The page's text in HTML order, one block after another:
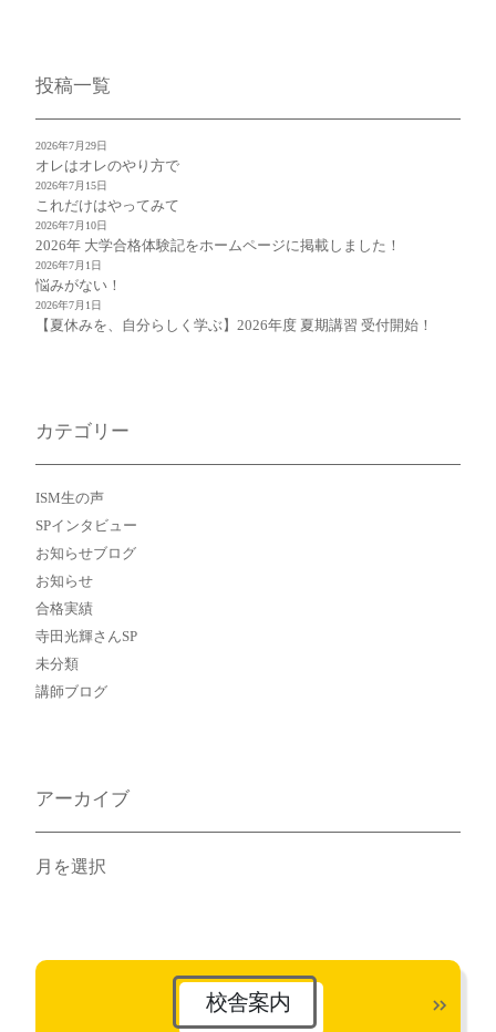
投稿一覧
オレはオレのやり方で
2026年7月29日
これだけはやってみて
2026年7月15日
2026年 大学合格体験記をホームページに掲載しました！
2026年7月10日
悩みがない！
2026年7月1日
【夏休みを、自分らしく学ぶ】2026年度 夏期講習 受付開始！
2026年7月1日
カテゴリー
ISM生の声
SPインタビュー
お知らせブログ
お知らせ
合格実績
寺田光輝さんSP
未分類
講師ブログ
アーカイブ
ア
ブ
校舎案内